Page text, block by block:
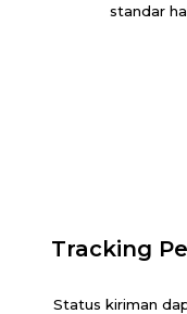
standar
Tracking
Status kiriman